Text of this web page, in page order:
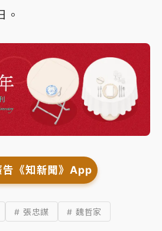
。
告《知新聞》App
# 張忠謀
# 魏哲家